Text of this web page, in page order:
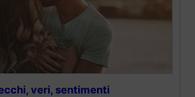
veri, sentimenti